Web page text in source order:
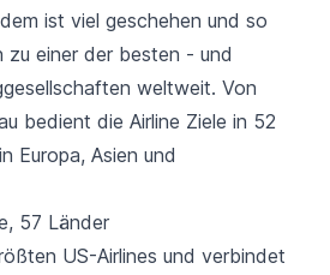
ist viel geschehen und so
einer der besten - und
weltweit. Von
bedient die Airline Ziele in 52
Europa, Asien und
57 Länder
US-Airlines und verbindet